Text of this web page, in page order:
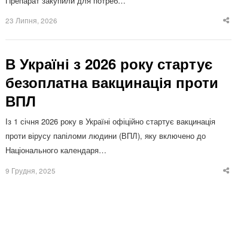
23 Липня, 2026
Share
В Україні з 2026 року стартує
безоплатна вакцинація проти
ВПЛ
Із 1 січня 2026 року в Україні офіційно стартує вакцинація
проти вірусу папіломи людини (ВПЛ), яку включено до
Національного календаря…
9 Грудня, 2025
Share